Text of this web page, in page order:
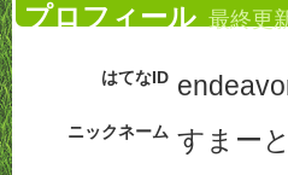
プロフィール 最終更
はてなID
ニックネーム すまー